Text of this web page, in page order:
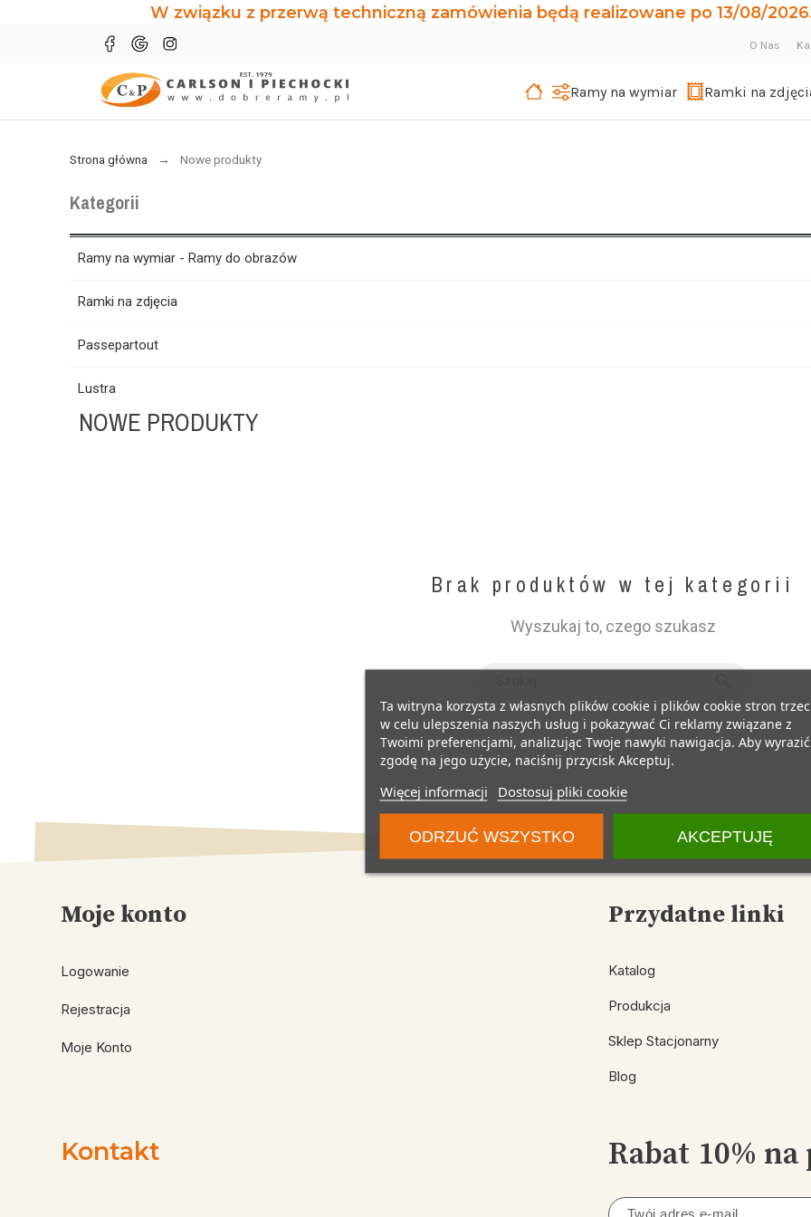
W związku z przerwą techniczną zamówienia będą realizowane po 13/08/
O Nas
Ramy na wymiar Ramki na
Strona główna Nowe produkty
Kategorii
Ramy na wymiar - Ramy do obrazów
Ramki na zdjęcia
Passepartout
Lustra
NOWE PRODUKTY
Brak produktów w tej kategorii
Wyszukaj to, czego szukasz
Moje konto
Logowanie
Rejestracja
Moje Konto
Przydatne linki
Katalog
Produkcja
Sklep Stacjonarny
Blog
Kontakt Rabat 10%
Ta witryna korzysta z własnych plików cookie i plików cookie stron
w celu ulepszenia naszych usług i pokazywać Ci reklamy związane z
Twoimi preferencjami, analizując Twoje nawyki nawigacja. Aby wyrazić
zgodę na jego użycie, naciśnij przycisk Akceptuj.
Więcej informacji Dostosuj pliki cookie
ODRZUĆ WSZYSTKO AKCEPTUJĘ